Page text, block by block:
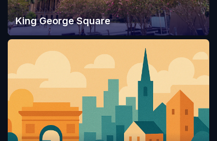
King George Square